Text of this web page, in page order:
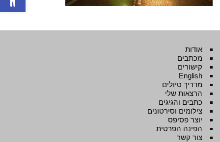
אודות
מכתבים
קישורים
English
מדריך טיולים
הרצאות שלי
כתבים והגיגים
צילומים וסירטונים
יוצר פסיפס
הפינה הפרטית
צור קשר